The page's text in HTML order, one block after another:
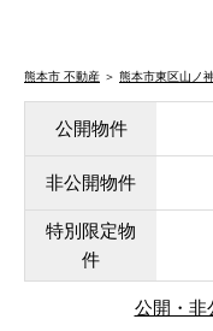
熊本市 不動産 ＞ 熊本市東区山ノ
公開物件
非公開物件
特別限定物
件
公開・非